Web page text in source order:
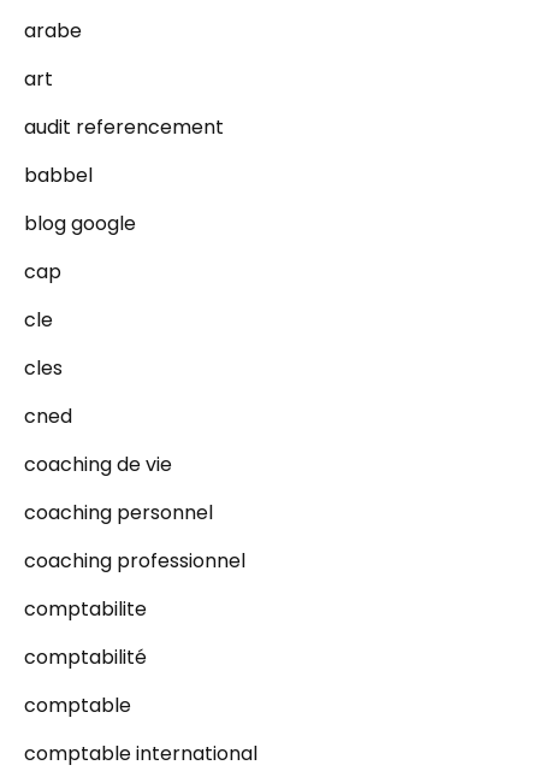
arabe
art
audit referencement
babbel
blog google
cap
cle
cles
cned
coaching de vie
coaching personnel
coaching professionnel
comptabilite
comptabilité
comptable
comptable international